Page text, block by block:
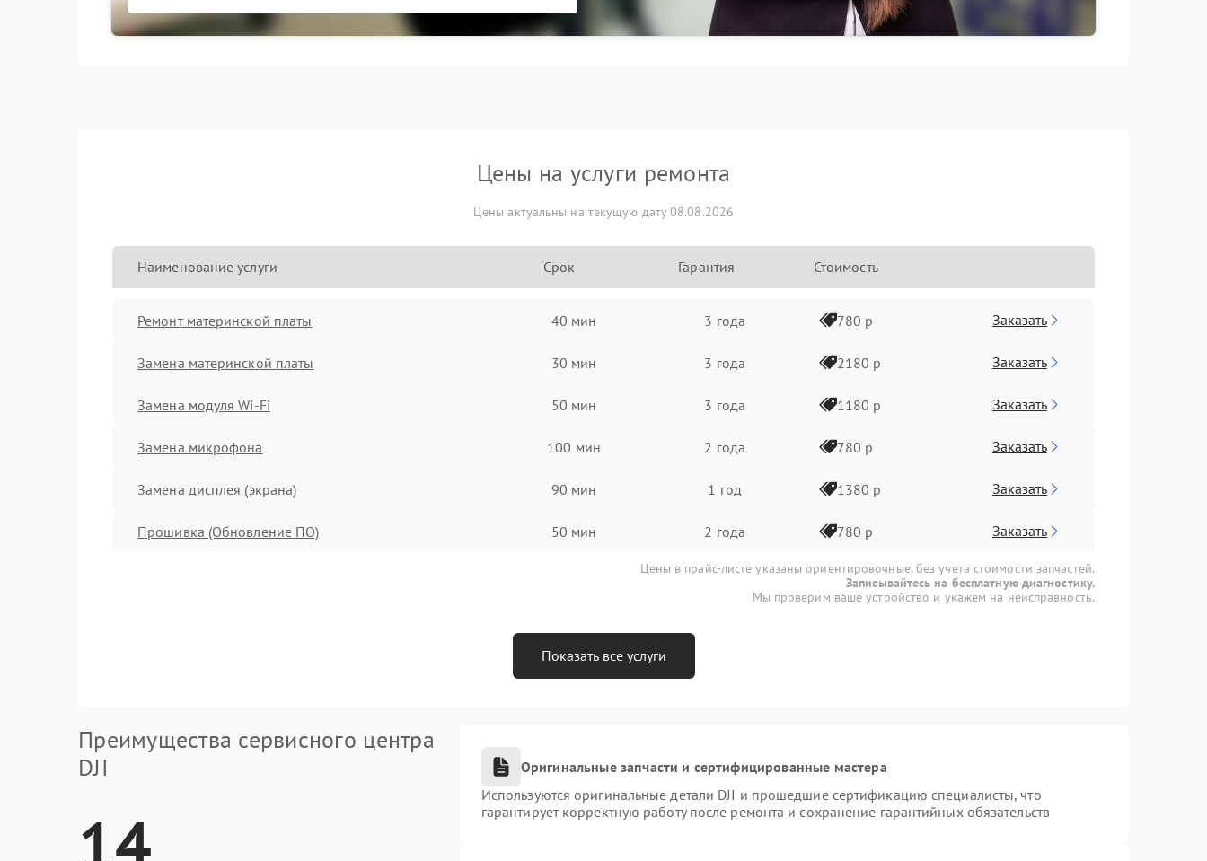
Цены на услуги ремонта
Цены актуальны на текущую дату 08.08.2026
Наименование услуги Срок Гарантия Стоимость
Ремонт материнской платы 40 мин 3 года 780 р Заказать
Замена материнской платы 30 мин 3 года 2180 р Заказать
Замена модуля Wi-Fi 50 мин 3 года 1180 р Заказать
Замена микрофона 100 мин 2 года 780 р Заказать
Замена дисплея (экрана) 90 мин 1 год 1380 р Заказать
Прошивка (Обновление ПО) 50 мин 2 года 780 р Заказать
Цены в прайс-листе указаны ориентировочные, без учета стоимости запчастей.
Записывайтесь на бесплатную диагностику.
Мы проверим ваше устройство и укажем на неисправность.
Показать все услуги
Преимущества сервисного центра
DJI
Оригинальные запчасти и сертифицированные мастера
Используются оригинальные детали DJI и прошедшие сертификацию специалисты, что
гарантирует корректную работу после ремонта и сохранение гарантийных обязательств